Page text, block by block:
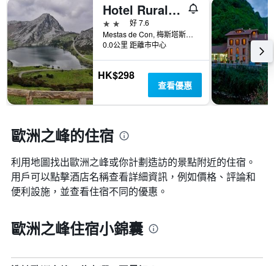
Hotel Rural La Ruta De Cabrales
2星級
好 7.6
Mestas de Con, 梅斯塔斯德康, 阿斯圖里亞斯省, 西班牙
0.0公里 距離市中心
HK$298
查看優惠
歐洲之峰的住宿
利用地圖找出歐洲之峰​​或你計劃造訪的景點附近的住宿。
用戶可以點擊酒店名稱查看詳細資訊，例如價格、評論和
便利設施，並查看住宿不同的優惠。
歐洲之峰住宿小錦囊